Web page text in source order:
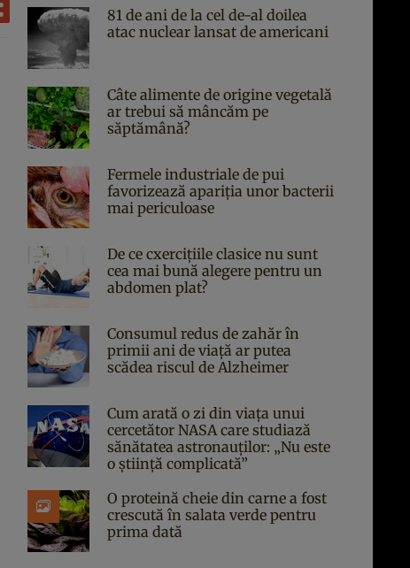
81 de ani de la cel de-al doilea
atac nuclear lansat de americani
Câte alimente de origine vegetală
ar trebui să mâncăm pe
săptămână?
Fermele industriale de pui
favorizează apariția unor bacterii
mai periculoase
De ce cxercițiile clasice nu sunt
cea mai bună alegere pentru un
abdomen plat?
Consumul redus de zahăr în
primii ani de viață ar putea
scădea riscul de Alzheimer
Cum arată o zi din viața unui
cercetător NASA care studiază
sănătatea astronauților: „Nu este
o știință complicată”
O proteină cheie din carne a fost
crescută în salata verde pentru
prima dată